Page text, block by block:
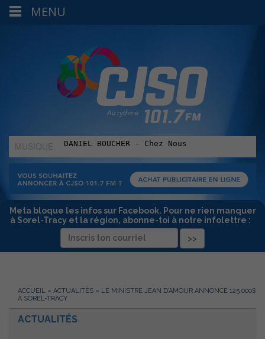
MUSIQUE
:
Meta bloque les infos sur Facebook. Pour ne rien manquer
à Sorel-Tracy et la région, abonne-toi à notre infolettre :
ACCUEIL » ACTUALITÉS » LE MINISTRE JEAN D’AMOUR ANNONCE 125 000$
À SOREL-TRACY
ACTUALITÉS
MENU